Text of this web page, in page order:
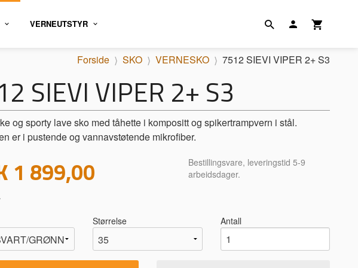
VERNEUTSTYR
Forside SKO VERNESKO 7512 SIEVI VIPER 2+ S3
SIEVI VIPER 2+ S3
og sporty lave sko med tåhette i kompositt og spikertrampvern i stål.
er i pustende og vannavstøtende mikrofiber.
1 899,00
Bestillingsvare, leveringstid 5-9
arbeidsdager.
Størrelse Antall